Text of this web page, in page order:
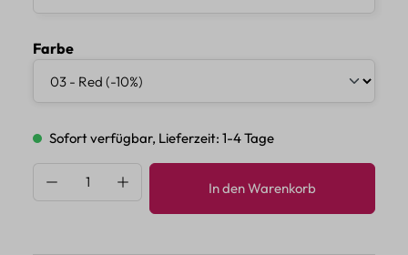
Farbeauswählen
Sofort verfügbar, Lieferzeit: 1-4 Tage
Produkt Anzahl: Gib den gewünschten
In den Warenkorb